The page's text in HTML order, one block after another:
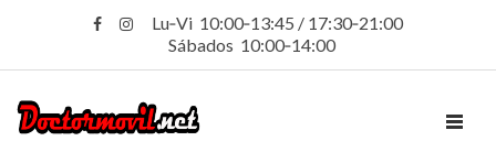
Lu‑Vi 10:00‑13:45 / 17:30‑21:00
Sábados 10:00‑14:00